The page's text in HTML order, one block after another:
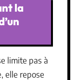
la
limite pas à
elle repose